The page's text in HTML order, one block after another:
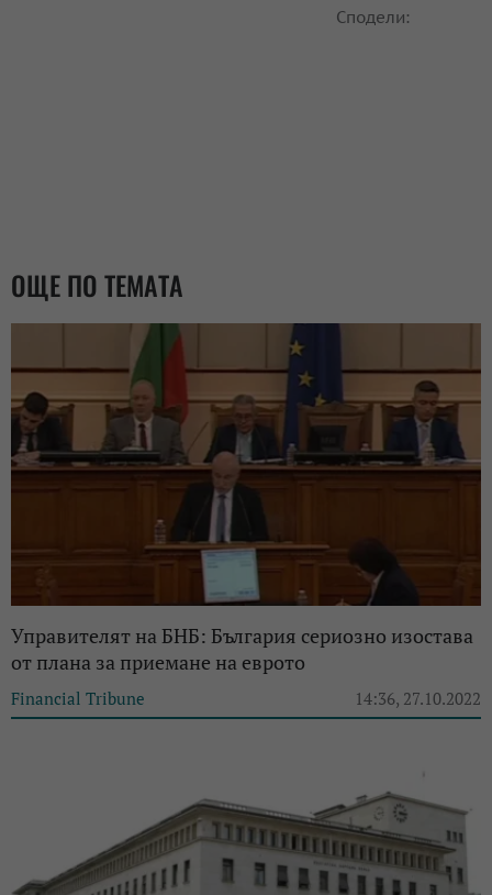
Сподели:
ОЩЕ ПО ТЕМАТА
Управителят на БНБ: България сериозно изостава
от плана за приемане на еврото
Financial Tribune 14:36, 27.10.2022